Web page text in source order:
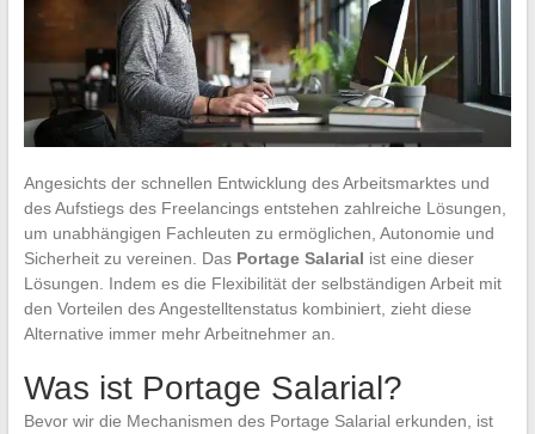
Angesichts der schnellen Entwicklung des Arbeitsmarktes und
des Aufstiegs des Freelancings entstehen zahlreiche Lösungen,
um unabhängigen Fachleuten zu ermöglichen, Autonomie und
Sicherheit zu vereinen. Das Portage Salarial ist eine dieser
Lösungen. Indem es die Flexibilität der selbständigen Arbeit mit
den Vorteilen des Angestelltenstatus kombiniert, zieht diese
Alternative immer mehr Arbeitnehmer an.
Was ist Portage Salarial?
Bevor wir die Mechanismen des Portage Salarial erkunden, ist